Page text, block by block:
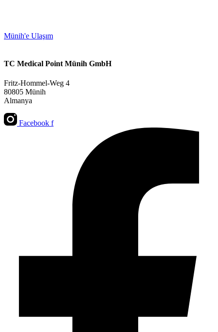
Münih'e Ulaşım
TC Medical Point Münih GmbH
Fritz-Hommel-Weg 4
80805 Münih
Almanya
Facebook f